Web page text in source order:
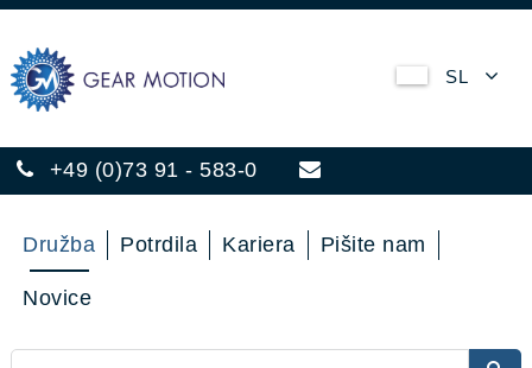
+49 (0)73 91 - 583-0
SL
Družba Potrdila Kariera Pišite nam
Novice